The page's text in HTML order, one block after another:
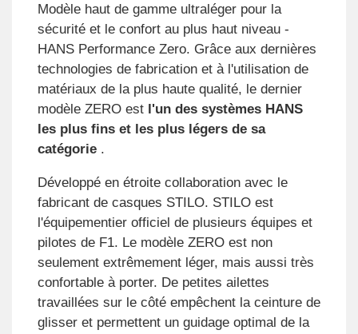
Modèle haut de gamme ultraléger pour la
sécurité et le confort au plus haut niveau -
HANS Performance Zero. Grâce aux dernières
technologies de fabrication et à l'utilisation de
matériaux de la plus haute qualité, le dernier
modèle ZERO est l'un des systèmes HANS
les plus fins et les plus légers de sa
catégorie.
Développé en étroite collaboration avec le
fabricant de casques STILO. STILO est
l'équipementier officiel de plusieurs équipes et
pilotes de F1. Le modèle ZERO est non
seulement extrêmement léger, mais aussi très
confortable à porter. De petites ailettes
travaillées sur le côté empêchent la ceinture de
glisser et permettent un guidage optimal de la